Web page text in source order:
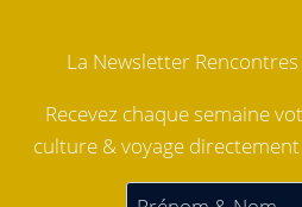
La Newsletter
Recevez chaque semaine
culture & voyage